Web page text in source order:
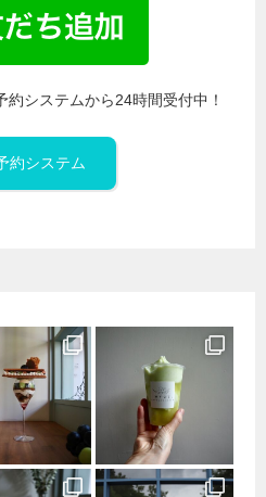
約システムから24時間受付中！
約システム